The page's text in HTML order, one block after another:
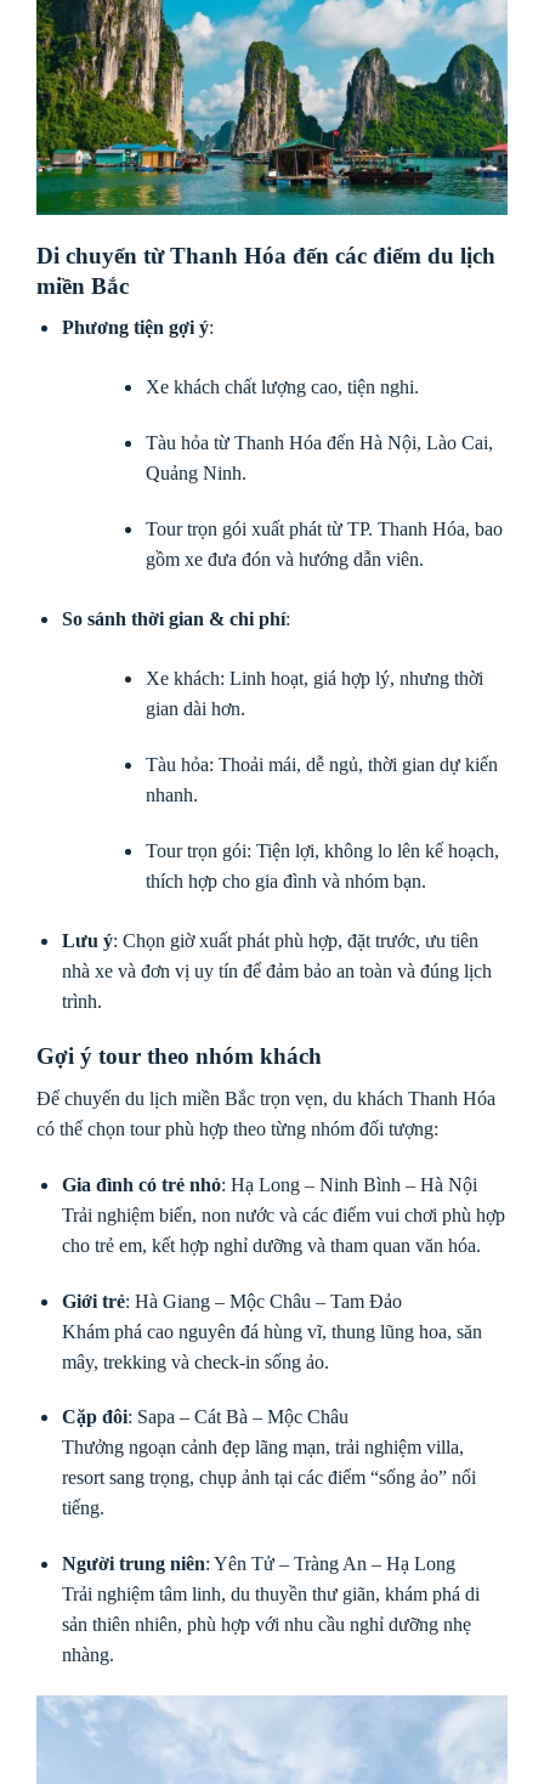
Di chuyển từ Thanh Hóa đến các điểm du lịch
miền Bắc
Phương tiện gợi ý:
Xe khách chất lượng cao, tiện nghi.
Tàu hỏa từ Thanh Hóa đến Hà Nội, Lào Cai,
Quảng Ninh.
Tour trọn gói xuất phát từ TP. Thanh Hóa, bao
gồm xe đưa đón và hướng dẫn viên.
So sánh thời gian & chi phí:
Xe khách: Linh hoạt, giá hợp lý, nhưng thời
gian dài hơn.
Tàu hỏa: Thoải mái, dễ ngủ, thời gian dự kiến
nhanh.
Tour trọn gói: Tiện lợi, không lo lên kế hoạch,
thích hợp cho gia đình và nhóm bạn.
Lưu ý: Chọn giờ xuất phát phù hợp, đặt trước, ưu tiên
nhà xe và đơn vị uy tín để đảm bảo an toàn và đúng lịch
trình.
Gợi ý tour theo nhóm khách
Để chuyến du lịch miền Bắc trọn vẹn, du khách Thanh Hóa
có thể chọn tour phù hợp theo từng nhóm đối tượng:
Gia đình có trẻ nhỏ: Hạ Long – Ninh Bình – Hà Nội
Trải nghiệm biển, non nước và các điểm vui chơi phù hợp
cho trẻ em, kết hợp nghỉ dưỡng và tham quan văn hóa.
Giới trẻ: Hà Giang – Mộc Châu – Tam Đảo
Khám phá cao nguyên đá hùng vĩ, thung lũng hoa, săn
mây, trekking và check-in sống ảo.
Cặp đôi: Sapa – Cát Bà – Mộc Châu
Thưởng ngoạn cảnh đẹp lãng mạn, trải nghiệm villa,
resort sang trọng, chụp ảnh tại các điểm “sống ảo” nổi
tiếng.
Người trung niên: Yên Tử – Tràng An – Hạ Long
Trải nghiệm tâm linh, du thuyền thư giãn, khám phá di
sản thiên nhiên, phù hợp với nhu cầu nghỉ dưỡng nhẹ
nhàng.